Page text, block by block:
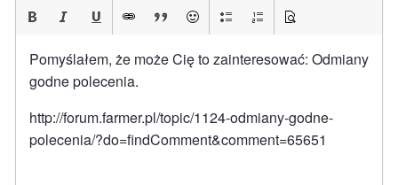
Pomyślałem, że może Cię to zainteresować: Odmiany
godne polecenia.
http://forum.farmer.pl/topic/1124-odmiany-godne-
polecenia/?do=findComment&comment=65651